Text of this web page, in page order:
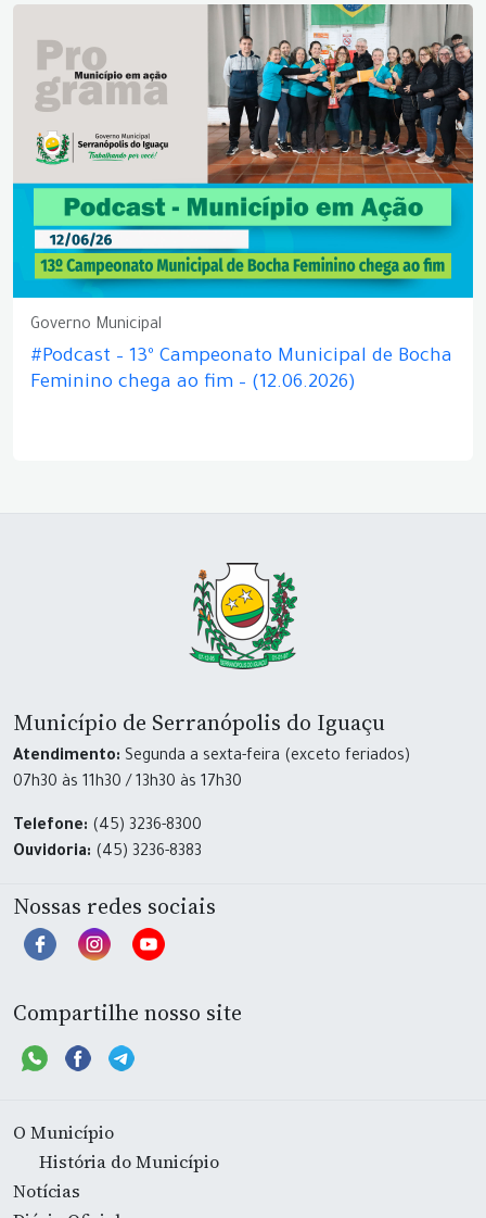
Governo Municipal
#Podcast – 13º Campeonato Municipal de Bocha
Feminino chega ao fim – (12.06.2026)
Município de Serranópolis do Iguaçu
Atendimento: Segunda a sexta-feira (exceto feriados)
07h30 às 11h30 / 13h30 às 17h30
Telefone: (45) 3236-8300
Ouvidoria: (45) 3236-8383
Nossas redes sociais
Compartilhe nosso site
O Município
História do Município
Notícias